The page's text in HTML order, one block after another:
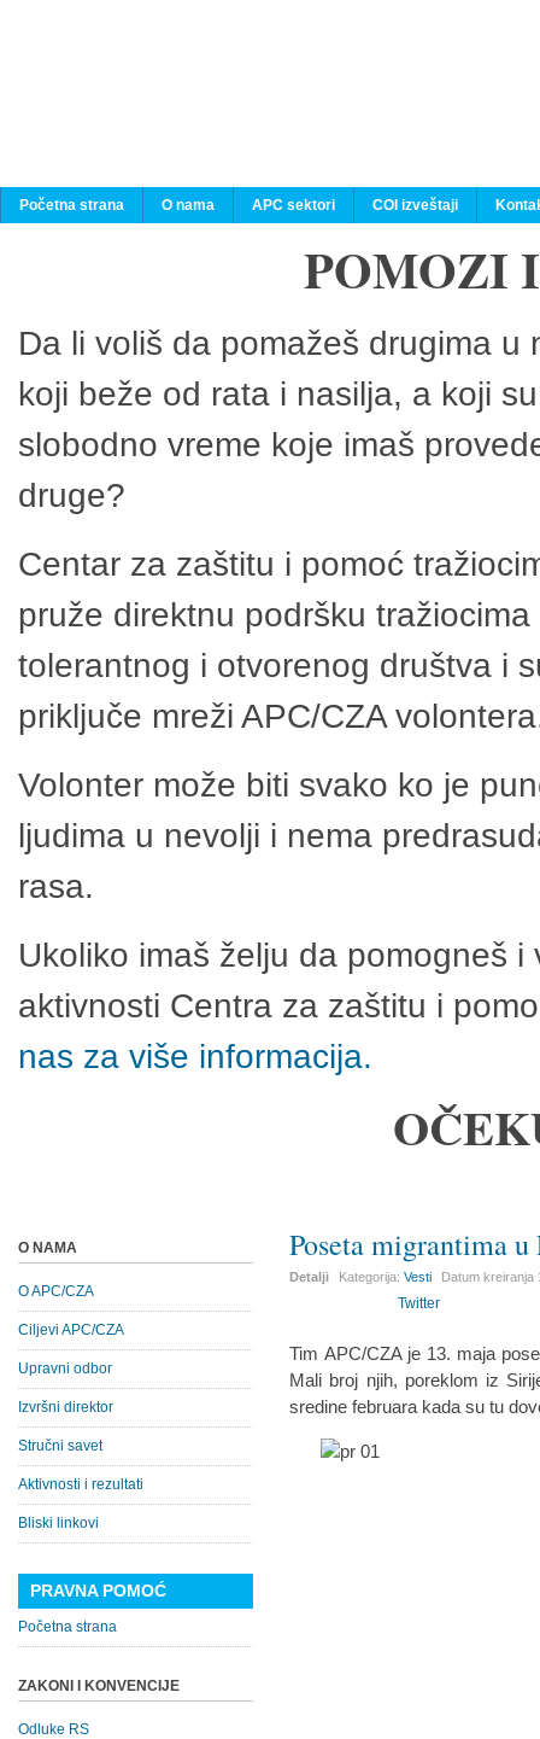
Početna strana O nama APC sektori COI izveštaji
POMOZI
Da li voliš da pomažeš drugima
koji beže od rata i nasilja, a koji
slobodno vreme koje imaš
druge?
Centar za zaštitu i pomoć
pruže direktnu podršku
tolerantnog i otvorenog društva i
priključe mreži APC/CZA
Volonter može biti svako ko je
ljudima u nevolji i nema
rasa.
Ukoliko imaš želju da pomogneš
aktivnosti Centra za zaštitu i
nas za više informacija.
Poseta migrantima u
Detalji Kategorija:Vesti Datum kreiranja
Twitter
Tim APC/CZA je 13. maja
Mali broj njih, poreklom iz
sredine februara kada su tu
O NAMA
O APC/CZA
Ciljevi APC/CZA
Upravni odbor
Izvršni direktor
Stručni savet
Aktivnosti i rezultati
Bliski linkovi
PRAVNA POMOĆ
Početna strana
ZAKONI I KONVENCIJE
Odluke RS